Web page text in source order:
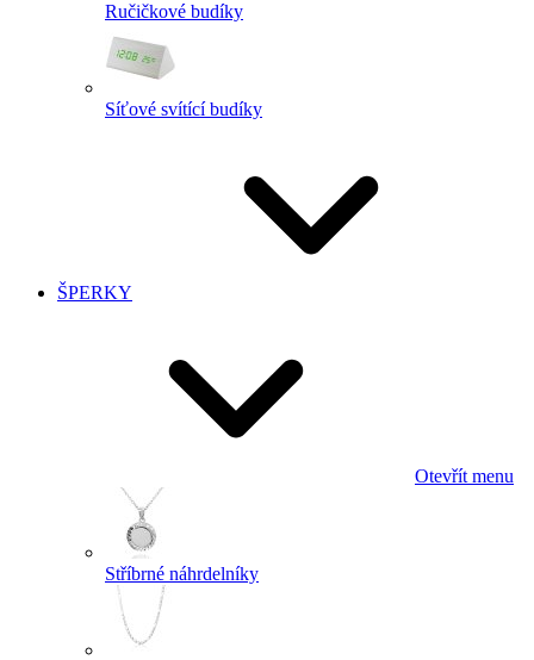
Ručičkové budíky
Síťové svítící budíky
ŠPERKY
Otevřít menu
Stříbrné náhrdelníky